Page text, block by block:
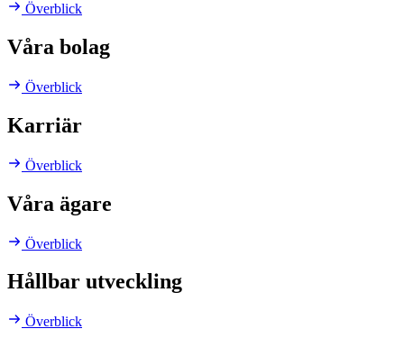
Överblick
Våra bolag
Överblick
Karriär
Överblick
Våra ägare
Överblick
Hållbar utveckling
Överblick